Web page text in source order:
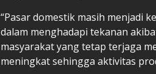
“Pasar domestik masih menjadi
dalam menghadapi tekanan
masyarakat yang tetap terjaga
meningkat sehingga aktivitas